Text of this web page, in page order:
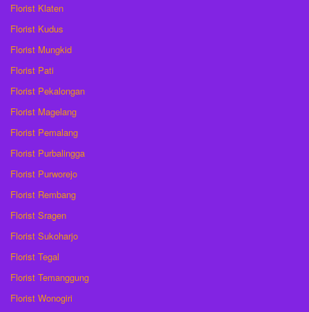
Florist Klaten
Florist Kudus
Florist Mungkid
Florist Pati
Florist Pekalongan
Florist Magelang
Florist Pemalang
Florist Purbalingga
Florist Purworejo
Florist Rembang
Florist Sragen
Florist Sukoharjo
Florist Tegal
Florist Temanggung
Florist Wonogiri